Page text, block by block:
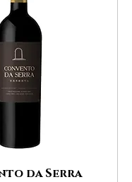
da Serra